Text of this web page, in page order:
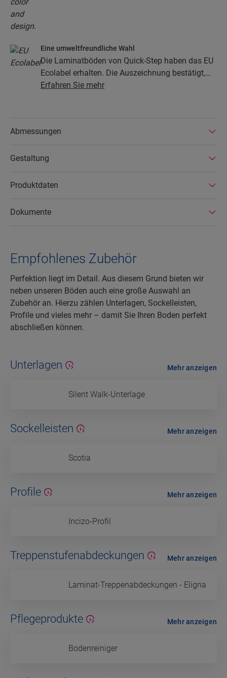
Eine umweltfreundliche Wahl
Die Laminatböden von Quick-Step haben das EU
Ecolabel erhalten. Die Auszeichnung bestätigt,
dass die Böden zu mindestens 80 % aus
hergestellt werden. Die Laminatböden von Quick-
erweiterte Produktgarantie abgedeckt. Außerdem
entfernen.
Erfahren Sie mehr
Abmessungen
Gestaltung
Produktdaten
Dokumente
Empfohlenes Zubehör
Perfektion liegt im Detail. Aus diesem Grund bieten wir
neben unseren Böden auch eine große Auswahl an
Zubehör an. Hierzu zählen Unterlagen, Sockelleisten,
Profile und vieles mehr – damit Sie Ihren Boden perfekt
abschließen können.
Unterlagen
Silent Walk-Unterlage
Mehr anzeigen
Sockelleisten
Scotia
Mehr anzeigen
Profile
Incizo-Profil
Mehr anzeigen
Treppenstufenabdeckungen
Laminat-Treppenabdeckungen - Eligna
Mehr anzeigen
Pflegeprodukte
Bodenreiniger
Mehr anzeigen